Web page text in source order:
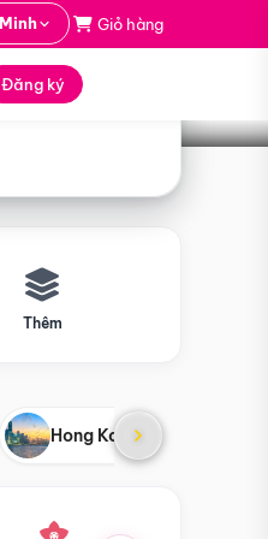
Giỏ hàng
Đăng ký
Tìm tour
Thêm
Hong Kong